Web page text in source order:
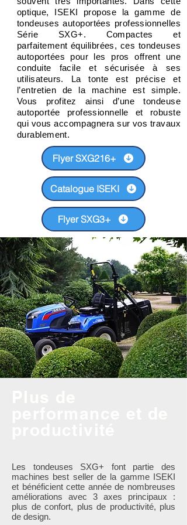
optique, ISEKI propose la gamme de
tondeuses autoportées professionnelles
Série SXG+. Compactes et
parfaitement équilibrées, ces tondeuses
autoportées pour les pros offrent une
conduite facile et sécurisée à ses
utilisateurs. La tonte est précise et
l’entretien de la machine est simple.
Vous profitez ainsi d’une tondeuse
autoportée professionnelle et robuste
qui vous accompagnera sur vos travaux
durablement.
Flyer SXG216+
Catalogue ISEKI
Flyer SXG3+
Les tondeuses SXG+ font partie des
machines best seller de la gamme ISEKI
et bénéficient cette année de nombreuses
améliorations avec 3 axes principaux :
plus de confort, plus de productivité, plus
de design.